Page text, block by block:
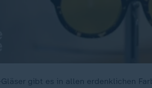
gibt es in allen erdenklichen